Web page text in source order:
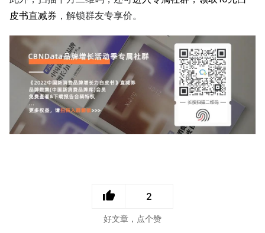
皮书直减券 ，解锁群友专享价。
2
好文章，点个赞